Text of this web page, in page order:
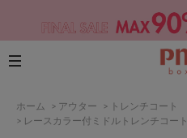
ホーム > アウター > トレンチコート
> レースカラー付ミドルトレンチコート